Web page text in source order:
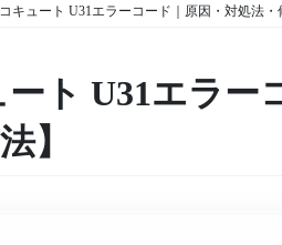
キュート U31エラーコード｜原因・対処法・
ト U31エラー
】